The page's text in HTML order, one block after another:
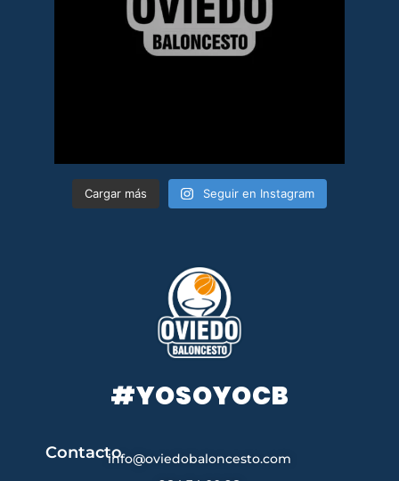
Cargar más Seguir en Instagram
#YOSOYOCB
Contactoinfo@oviedobaloncesto.com